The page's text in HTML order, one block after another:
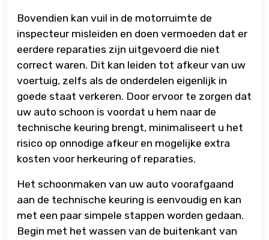
Bovendien kan vuil in de motorruimte de
inspecteur misleiden en doen vermoeden dat er
eerdere reparaties zijn uitgevoerd die niet
correct waren. Dit kan leiden tot afkeur van uw
voertuig, zelfs als de onderdelen eigenlijk in
goede staat verkeren. Door ervoor te zorgen dat
uw auto schoon is voordat u hem naar de
technische keuring brengt, minimaliseert u het
risico op onnodige afkeur en mogelijke extra
kosten voor herkeuring of reparaties.
Het schoonmaken van uw auto voorafgaand
aan de technische keuring is eenvoudig en kan
met een paar simpele stappen worden gedaan.
Begin met het wassen van de buitenkant van